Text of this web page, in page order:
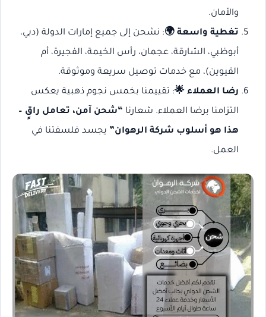
والأمان.
تغطية واسعة 🌍: نشحن إلى جميع إمارات الدولة (دبي،
أبوظبي، الشارقة، عجمان، رأس الخيمة، الفجيرة، أم
القيوين)، مع خدمات توصيل سريعة وموثوقة.
رضا العملاء 🌟: تقييمنا بخمس نجوم ذهبية يعكس
التزامنا برضا العملاء. شعارنا “شحن آمن، تعامل راقٍ –
هذا هو أسلوب شركة الرهوان” يجسد فلسفتنا في
العمل.